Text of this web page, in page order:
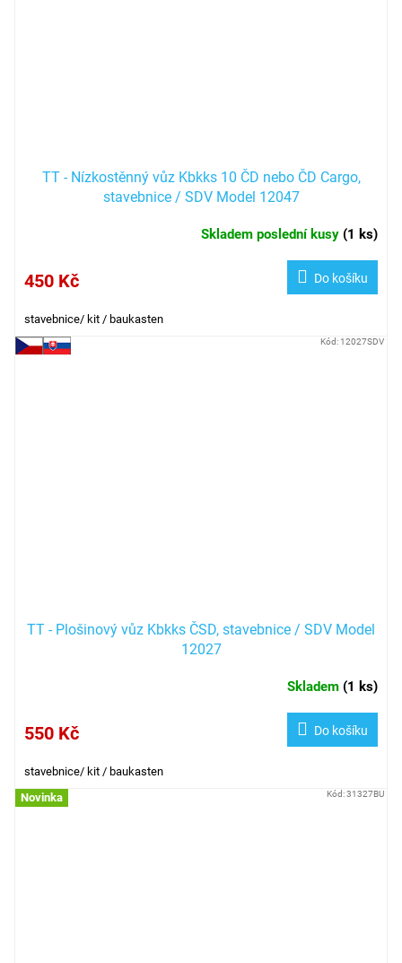
TT - Nízkostěnný vůz Kbkks 10 ČD nebo ČD Cargo,
stavebnice / SDV Model 12047
Skladem poslední kusy (1 ks)
450 Kč Do košíku
stavebnice/ kit / baukasten
TT - Plošinový vůz Kbkks ČSD, stavebnice / SDV Model
12027
Skladem (1 ks)
550 Kč Do košíku
stavebnice/ kit / baukasten
Kód: 12027SDV
Novinka Kód:31327BU